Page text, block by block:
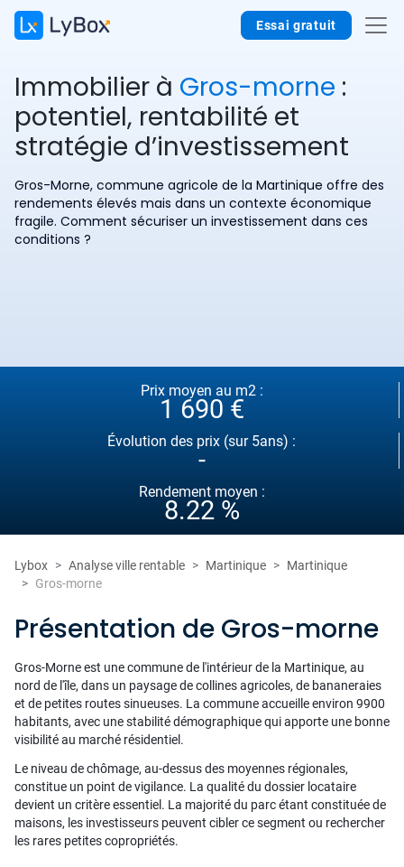
Essai gratuit
Immobilier à Gros-morne :
potentiel, rentabilité et
stratégie d’investissement
Gros-Morne, commune agricole de la Martinique offre des
rendements élevés mais dans un contexte économique
fragile. Comment sécuriser un investissement dans ces
conditions ?
Prix moyen au m2 :
1 690 €
Évolution des prix (sur 5ans) :
-
Rendement moyen :
8.22 %
Lybox Analyse ville rentable Martinique
Martinique
Gros-morne
Présentation de Gros-morne
Gros-Morne est une commune de l'intérieur de la Martinique, au
nord de l'île, dans un paysage de collines agricoles, de bananeraies
et de petites routes sinueuses. La commune accueille environ 9900
habitants, avec une stabilité démographique qui apporte une bonne
visibilité au marché résidentiel.
Le niveau de chômage, au-dessus des moyennes régionales,
constitue un point de vigilance. La qualité du dossier locataire
devient un critère essentiel. La majorité du parc étant constituée de
maisons, les investisseurs peuvent cibler ce segment ou rechercher
les rares petites copropriétés.